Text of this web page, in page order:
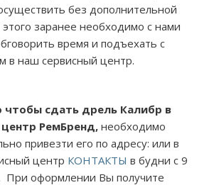
без дополнительной
заранее необходимо с нами
время и подъехать с
в наш сервисный центр.
чтобы сдать дрель Калибр в
РемБренд,необходимо
привезти его по адресу: или в
центр КОНТАКТЫ в будни с 9
При оформлении Вы получите